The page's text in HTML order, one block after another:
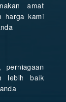
amat
harga kami
perniagaan
lebih baik